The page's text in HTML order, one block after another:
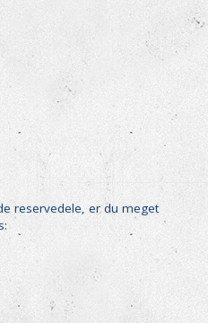
reservedele, er du meget